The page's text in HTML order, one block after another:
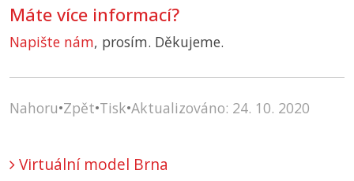
Máte více informací?
Napište nám, prosím. Děkujeme.
Nahoru•Zpět•Tisk•Aktualizováno: 24. 10. 2020
Virtuální model Brna